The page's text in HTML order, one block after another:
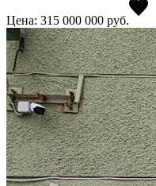
Цена: 315 000 000 руб.